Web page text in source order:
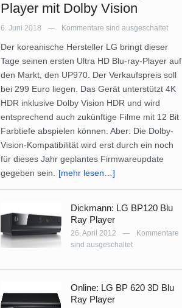
Player mit Dolby Vision
6. Juni 2018 — Kommentare sind ausgeschaltet
Der koreanische Hersteller LG bringt dieser
Tage seinen ersten Ultra HD Blu-ray-Player auf
den Markt, den UP970. Der Verkaufspreis soll
bei 299 Euro liegen. Das Gerät unterstützt 4K
HDR inklusive Dolby Vision HDR und wird
entsprechend auch zukünftige Filme mit 12 Bit
Farbtiefe abspielen können. Aber: Die Dolby-
Vision-Kompatibilität wird erst durch ein noch
für dieses Jahr geplantes Firmwareupdate
gegeben sein.
[mehr lesen…]
Dickmann: LG BP120 Blu
Ray Player
26. April 2012 —
Kommentare
sind ausgeschaltet
Online: LG BP 620 3D Blu
Ray Player